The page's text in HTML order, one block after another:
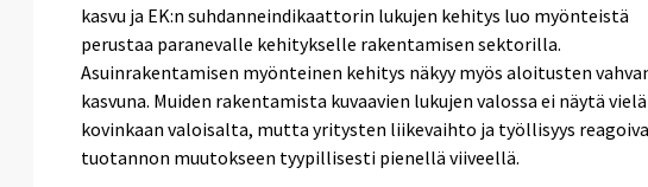
kasvu ja EK:n suhdanneindikaattorin lukujen kehitys luo myönteistä
perustaa paranevalle kehitykselle rakentamisen sektorilla.
Asuinrakentamisen myönteinen kehitys näkyy myös aloitusten
kasvuna. Muiden rakentamista kuvaavien lukujen valossa ei näytä vielä
kovinkaan valoisalta, mutta yritysten liikevaihto ja työllisyys
tuotannon muutokseen tyypillisesti pienellä viiveellä.